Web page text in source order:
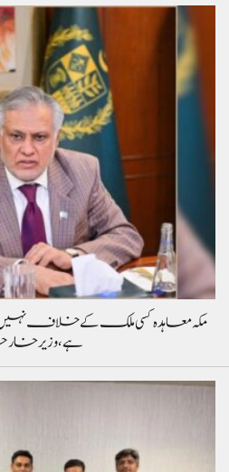
مکہ معاہدہ کسی ملک کے خلاف
ہے، وزیر